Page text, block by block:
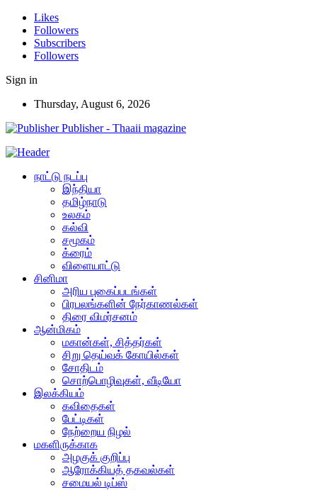
Likes
Followers
Subscribers
Followers
Sign in
Thursday, August 6, 2026
Publisher - Thaaii magazine
நாட்டு நடப்பு
இந்தியா
தமிழ்நாடு
உலகம்
கல்வி
சமூகம்
க்ரைம்
விளையாட்டு
சினிமா
அரிய புகைப்படங்கள்
பிரபலங்களின் நேர்காணல்கள்
திரை விமர்சனம்
ஆன்மிகம்
மகான்கள், சித்தர்கள்
சிறு தெய்வக் கோயில்கள்
சோதிடம்
சொற்பொழிவுகள், வீடியோ
இலக்கியம்
கவிதைகள்
பேட்டிகள்
நேற்றைய நிழல்
மகளிருக்காக
அழகுக் குறிப்பு
ஆரோக்கியத் தகவல்கள்
சமையல் டிப்ஸ்